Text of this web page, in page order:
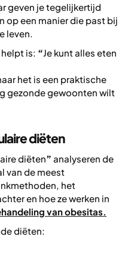
geven je tegelijkertijd
een manier die past bij
leven.
is: “Je kunt alles eten
het is een praktische
gezonde gewoonten wilt
diëten
diëten” analyseren de
van de meest
het
en hoe ze werken in
van obesitas.
diëten: